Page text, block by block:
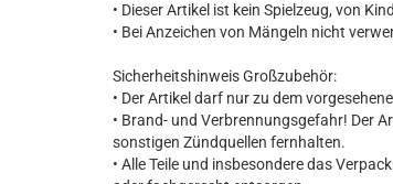
• Dieser Artikel ist kein Spielzeug, von
• Bei Anzeichen von Mängeln nicht
Sicherheitshinweis Großzubehör:
• Der Artikel darf nur zu dem
• Brand- und Verbrennungsgefahr! Der
sonstigen Zündquellen fernhalten.
• Alle Teile und insbesondere das